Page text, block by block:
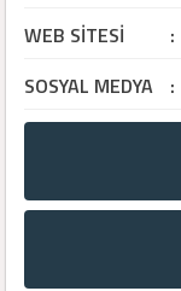
WEB SİTESİ :
SOSYAL MEDYA :